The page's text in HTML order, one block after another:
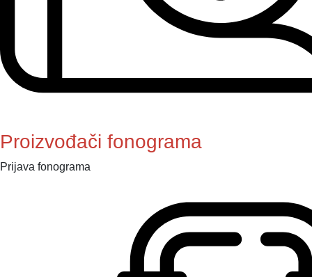
Proizvođači fonograma
Prijava fonograma